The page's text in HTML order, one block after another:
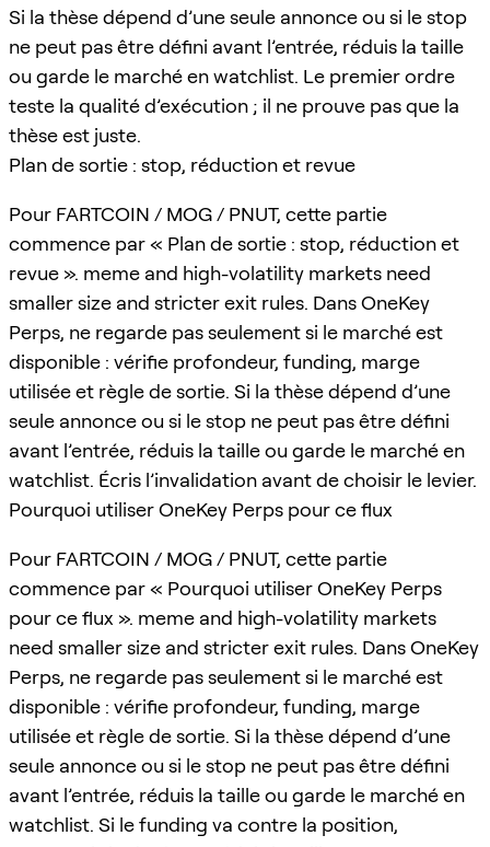
Si la thèse dépend d’une seule annonce ou si le stop
ne peut pas être défini avant l’entrée, réduis la taille
ou garde le marché en watchlist. Le premier ordre
teste la qualité d’exécution ; il ne prouve pas que la
thèse est juste.
Plan de sortie : stop, réduction et revue
Pour FARTCOIN / MOG / PNUT, cette partie
commence par « Plan de sortie : stop, réduction et
revue ». meme and high-volatility markets need
smaller size and stricter exit rules. Dans OneKey
Perps, ne regarde pas seulement si le marché est
disponible : vérifie profondeur, funding, marge
utilisée et règle de sortie. Si la thèse dépend d’une
seule annonce ou si le stop ne peut pas être défini
avant l’entrée, réduis la taille ou garde le marché en
watchlist. Écris l’invalidation avant de choisir le levier.
Pourquoi utiliser OneKey Perps pour ce flux
Pour FARTCOIN / MOG / PNUT, cette partie
commence par « Pourquoi utiliser OneKey Perps
pour ce flux ». meme and high-volatility markets
need smaller size and stricter exit rules. Dans OneKey
Perps, ne regarde pas seulement si le marché est
disponible : vérifie profondeur, funding, marge
utilisée et règle de sortie. Si la thèse dépend d’une
seule annonce ou si le stop ne peut pas être défini
avant l’entrée, réduis la taille ou garde le marché en
watchlist. Si le funding va contre la position,